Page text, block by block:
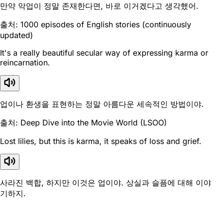
만약 악업이 정말 존재한다면, 바로 이거겠다고 생각했어.
출처: 1000 episodes of English stories (continuously
updated)
It's a really beautiful secular way of expressing karma or
reincarnation.
업이나 환생을 표현하는 정말 아름다운 세속적인 방법이야.
출처: Deep Dive into the Movie World (LSOO)
Lost lilies, but this is karma, it speaks of loss and grief.
사라진 백합, 하지만 이것은 업이야. 상실과 슬픔에 대해 이야
기하지.